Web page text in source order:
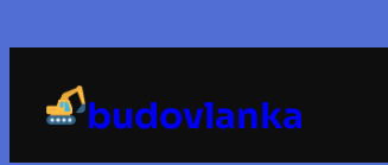
do
budovlanka